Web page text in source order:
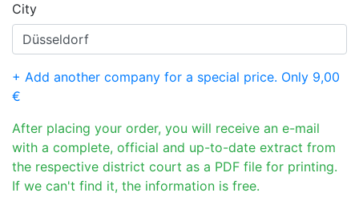
City
+ Add another company for a special price. Only 9,00
€
After placing your order, you will receive an e-mail
with a complete, official and up-to-date extract from
the respective district court as a PDF file for printing.
If we can't find it, the information is free.